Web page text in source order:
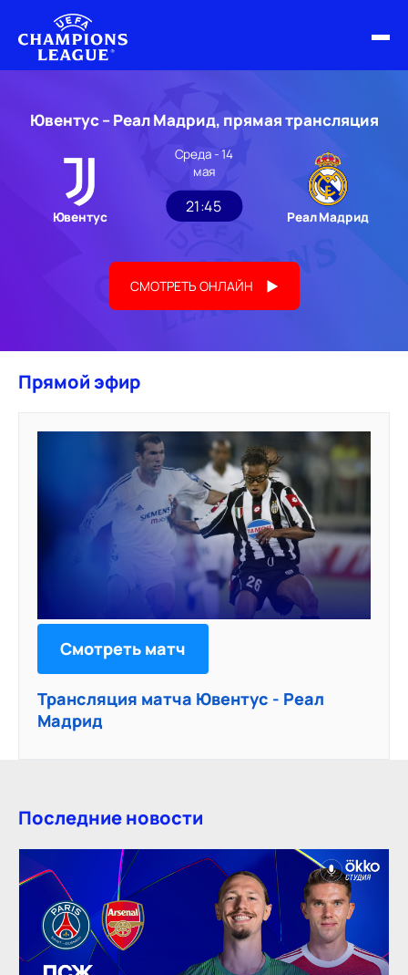
ОБЗОРЫ ЛЧ УЕФА
РАСПИСАНИЕ
Ювентус – Реал Мадрид, прямая трансляция
Ювентус
Среда - 14
мая
21:45
Реал Мадрид
СМОТРЕТЬ ОНЛАЙН
Прямой эфир
Смотреть матч
Трансляция матча Ювентус - Реал
Мадрид
Последние новости